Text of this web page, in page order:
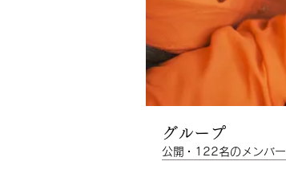
グループ
公開 · 122名のメンバー